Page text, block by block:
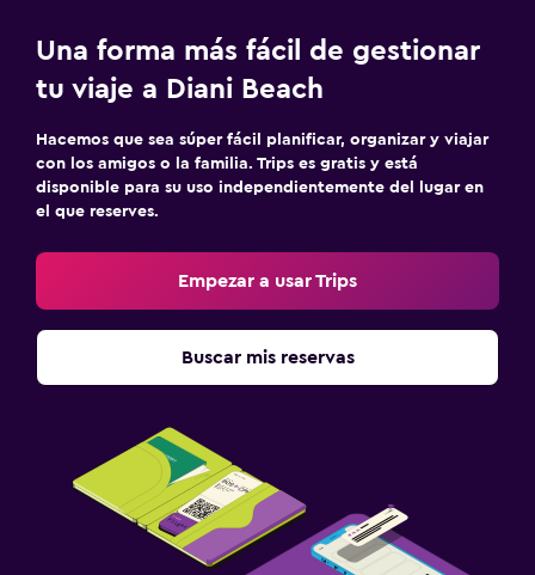
Estacionamiento y transporte
Traslado al aeropuerto (con cargos)
Estacionamiento gratuito
Estacionamiento privado
Accesibilidad y adecuación
Áreas designadas para fumadores
Una forma más fácil de gestionar
tu viaje a Diani Beach
Hacemos que sea súper fácil planificar, organizar y viajar
con los amigos o la familia. Trips es gratis y está
disponible para su uso independientemente del lugar en
el que reserves.
Empezar a usar Trips
Buscar mis reservas